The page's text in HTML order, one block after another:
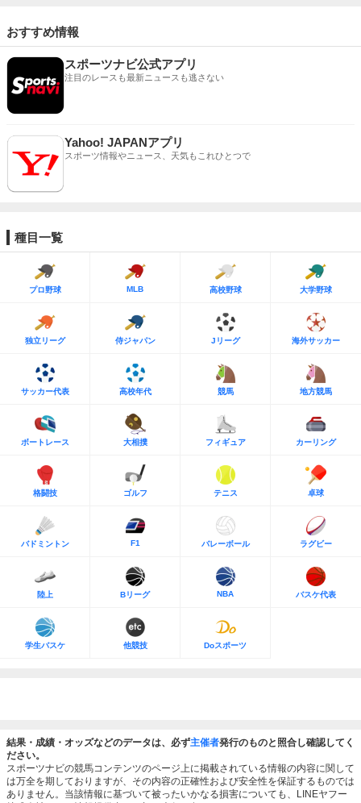
おすすめ情報
スポーツナビ公式アプリ
注目のレースも最新ニュースも逃さない
Yahoo! JAPANアプリ
スポーツ情報やニュース、天気もこれひとつで
種目一覧
プロ野球 MLB 高校野球 大学野球
独立リーグ 侍ジャパン Jリーグ 海外サッカー
サッカー代表 高校年代 競馬 地方競馬
ボートレース 大相撲 フィギュア カーリング
格闘技 ゴルフ テニス 卓球
バドミントン F1 バレーボール ラグビー
陸上 Bリーグ NBA バスケ代表
学生バスケ 他競技 Doスポーツ
結果・成績・オッズなどのデータは、必ず主催者発行のものと照合し確認してく
ださい。
スポーツナビの競馬コンテンツのページ上に掲載されている情報の内容に関して
は万全を期しておりますが、その内容の正確性および安全性を保証するものでは
ありません。当該情報に基づいて被ったいかなる損害についても、LINEヤフー